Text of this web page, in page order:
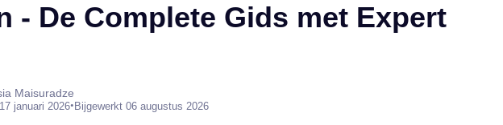
- De Complete Gids met Expert
Maisuradze
17 januari 2026•Bijgewerkt 06 augustus 2026